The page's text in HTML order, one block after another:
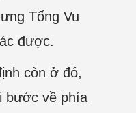
Tống Vu
được.
còn ở đó,
bước về phía